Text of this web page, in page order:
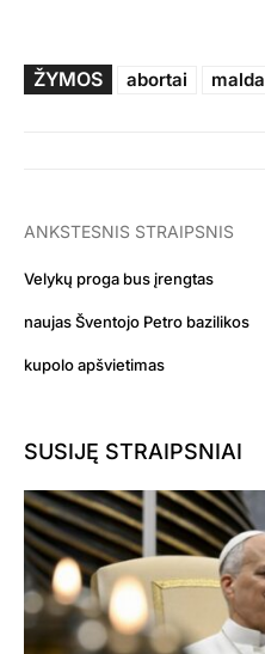
ŽYMOS abortai malda
ANKSTESNIS STRAIPSNIS
Velykų proga bus įrengtas
naujas Šventojo Petro bazilikos
kupolo apšvietimas
SUSIJĘ STRAIPSNIAI